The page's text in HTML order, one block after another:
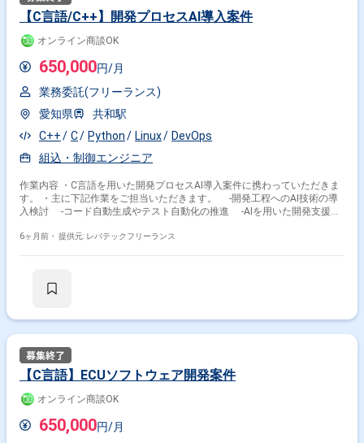
【C言語/C++】開発プロセスAI導入案件
オンライン商談OK
650,000円/月
業務委託(フリーランス)
愛知県
共和駅
C++
C Python Linux
DevOps
組込・制御エンジニア
作業内容 ・C言語を用いた開発プロセスAI導入案件に携わっていただきま
す。 ・主に下記作業をご担当いただきます。 -開発工程へのAI技術の導
入検討 -コード自動生成やテスト自動化の推進 -AIを用いた開発支援ツ
入 -CI/CD環境や品質基盤の構築と知見の集約 -独自の技術を外部提供
6ヶ月前・ 提供元: レバテックフリーランス
【C言語】ECUソフトウェア開発案件
オンライン商談OK
650,000円/月